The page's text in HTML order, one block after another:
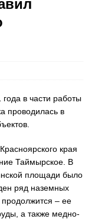
в части работы
проводилась в
края
Таймырское. В
площади было
ряд наземных
– ее
а также медно-